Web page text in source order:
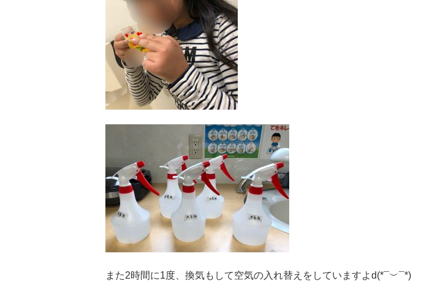
また2時間に1度、換気もして空気の入れ替えをしていますよd(*¯︶¯*)